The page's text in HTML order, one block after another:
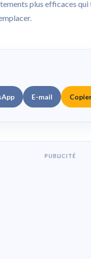
plus efficaces
E-mail
PUBLICITÉ